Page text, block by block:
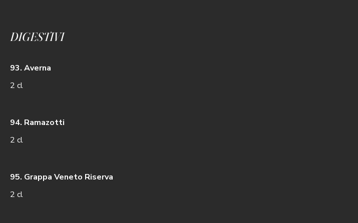
DIGESTIVI
93. Averna
2 cl
94. Ramazotti
2 cl
95. Grappa Veneto Riserva
2 cl